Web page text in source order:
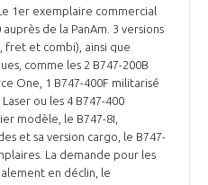
1er exemplaire commercial
de la PanAm. 3 versions
fret et combi), ainsi que
comme les 2 B747-200B
One, 1 B747-400F militarisé
ou les 4 B747-400
modèle, le B747-8I,
et sa version cargo, le B747-
La demande pour les
en déclin, le